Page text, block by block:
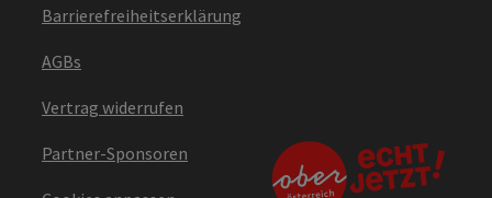
Barrierefreiheitserklärung
AGBs
Vertrag widerrufen
Partner-Sponsoren